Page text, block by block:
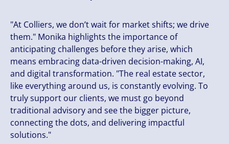
"At Colliers, we don’t wait for market shifts; we drive
them." Monika highlights the importance of
anticipating challenges before they arise, which
means embracing data-driven decision-making, AI,
and digital transformation. "The real estate sector,
like everything around us, is constantly evolving. To
truly support our clients, we must go beyond
traditional advisory and see the bigger picture,
connecting the dots, and delivering impactful
solutions."